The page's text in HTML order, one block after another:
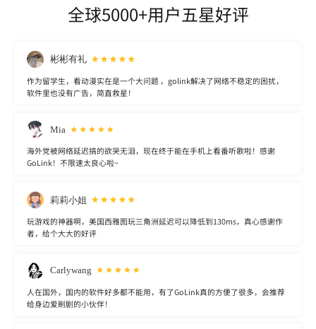
全球5000+用户五星好评
彬彬有礼
作为留学生，看动漫实在是一个大问题 ，golink解决了网络不稳定的困扰，
软件里也没有广告，简直救星！
Mia
海外党被网络延迟搞的欲哭无泪，现在终于能在手机上看番听歌啦！感谢
GoLink！不限速太良心啦~
莉莉小姐
玩游戏的神器啊，美国西雅图玩三角洲延迟可以降低到130ms，真心感谢作
者，给个大大的好评
Carlywang
人在国外，国内的软件好多都不能用，有了GoLink真的方便了很多，会推荐
给身边爱刷剧的小伙伴！